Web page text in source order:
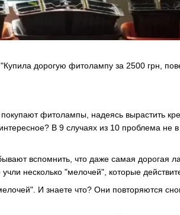
дорогую фитолампу за 2500 грн,
фитолампы, надеясь вырастить
В 9 случаях из 10 проблема
вспомнить, что даже самая дорогая
несколько "мелочей", которые
И знаете что? Они повторяются